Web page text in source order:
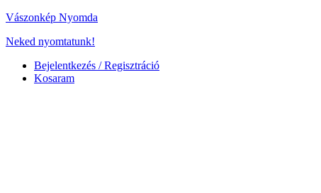
Vászonkép Nyomda
Neked nyomtatunk!
Bejelentkezés / Regisztráció
Kosaram